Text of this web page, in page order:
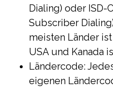
Dialing) oder ISD-
Subscriber
meisten Länder
USA und Kanada
Ländercode:
eigenen